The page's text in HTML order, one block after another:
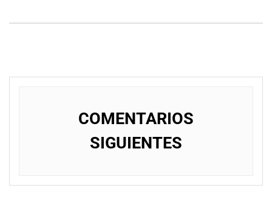
NavegaciÃ³n
comentarios
COMENTARIOS
SIGUIENTES